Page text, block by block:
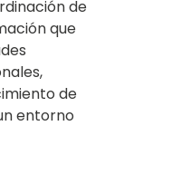
de
que
de
entorno